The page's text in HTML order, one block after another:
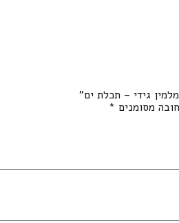
גידי – תכלת ים”
מסומנים *